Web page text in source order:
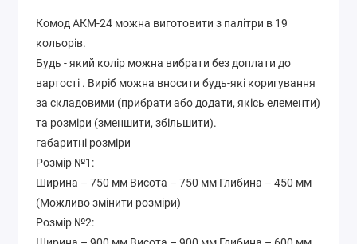
Комод АКМ-24 можна виготовити з палітри в 19
кольорів.
Будь - який колір можна вибрати без доплати до
вартості . Виріб можна вносити будь-які коригування
за складовими (прибрати або додати, якісь елементи)
та розміри (зменшити, збільшити).
габаритні розміри
Розмір №1:
Ширина – 750 мм Висота – 750 мм Глибина – 450 мм
(Можливо змінити розміри)
Розмір №2: